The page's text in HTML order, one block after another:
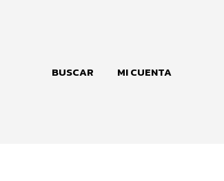
BUSCAR MI CUENTA